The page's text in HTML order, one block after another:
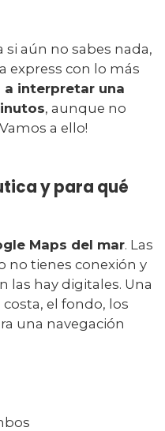
si aún no sabes nada,
express con lo más
a interpretar una
, aunque no
a ello!
y para qué
Maps del mar. Las
no tienes conexión y
las hay digitales. Una
el fondo, los
una navegación